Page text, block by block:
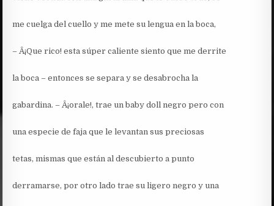
me cuelga del cuello y me mete su lengua en la boca,
– Â¡Que rico! esta súper caliente siento que me derrite
la boca – entonces se separa y se desabrocha la
gabardina. – Â¡orale!, trae un baby doll negro pero con
una especie de faja que le levantan sus preciosas
tetas, mismas que están al descubierto a punto
derramarse, por otro lado trae su ligero negro y una